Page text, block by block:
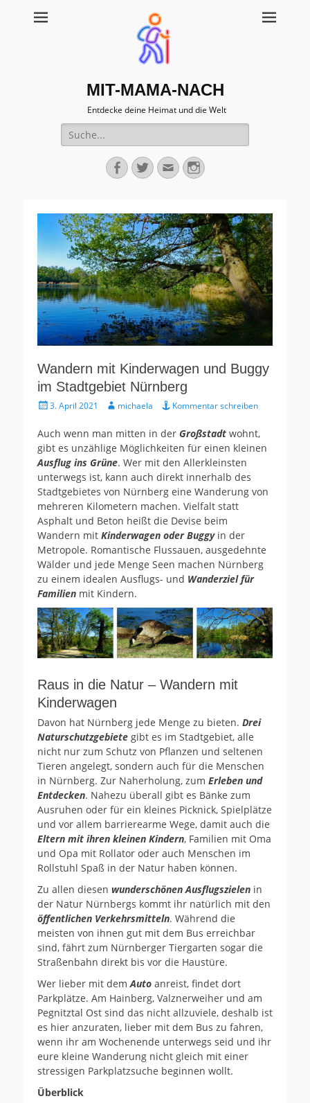
MIT-MAMA-NACH
Entdecke deine Heimat und die Welt
Suche
für:
Facebook
TwitterEmailInstagram
Wandern mit Kinderwagen und Buggy
im Stadtgebiet Nürnberg
Gepostet
3. April 2021 Autormichaela Kommentar schreiben
Auch wenn man mitten in der Großstadt wohnt,
gibt es unzählige Möglichkeiten für einen kleinen
Ausflug ins Grüne. Wer mit den Allerkleinsten
unterwegs ist, kann auch direkt innerhalb des
Stadtgebietes von Nürnberg eine Wanderung von
mehreren Kilometern machen. Vielfalt statt
Asphalt und Beton heißt die Devise beim
Wandern mit Kinderwagen oder Buggyin der
Metropole. Romantische Flussauen, ausgedehnte
Wälder und jede Menge Seen machen Nürnberg
zu einem idealen Ausflugs- und Wanderziel für
Familien mit Kindern.
Raus in die Natur – Wandern mit
Kinderwagen
Davon hat Nürnberg jede Menge zu bieten. Drei
Naturschutzgebiete gibt es im Stadtgebiet, alle
nicht nur zum Schutz von Pflanzen und seltenen
Tieren angelegt, sondern auch für die Menschen
in Nürnberg. Zur Naherholung, zum Erleben und
Entdecken. Nahezu überall gibt es Bänke zum
Ausruhen oder für ein kleines Picknick, Spielplätze
und vor allem barrierearme Wege, damit auch die
Eltern mit ihren kleinen Kindern, Familien mit Oma
und Opa mit Rollator oder auch Menschen im
Rollstuhl Spaß in der Natur haben können.
Zu allen diesen wunderschönen Ausflugszielen in
der Natur Nürnbergs kommt ihr natürlich mit den
öffentlichen Verkehrsmitteln. Während die
meisten von ihnen gut mit dem Bus erreichbar
sind, fährt zum Nürnberger Tiergarten sogar die
Straßenbahn direkt bis vor die Haustüre.
Wer lieber mit demAuto anreist, findet dort
Parkplätze. Am Hainberg, Valznerweiher und am
Pegnitztal Ost sind das nicht allzuviele, deshalb ist
es hier anzuraten, lieber mit dem Bus zu fahren,
wenn ihr am Wochenende unterwegs seid und ihr
eure kleine Wanderung nicht gleich mit einer
stressigen Parkplatzsuche beginnen wollt.
Überblick